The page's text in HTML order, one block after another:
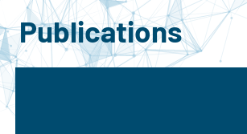
Publications